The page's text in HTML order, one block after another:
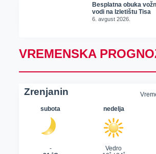
Besplatna obuka
vodi na Izletištu Tisa
6. avgust 2026.
VREMENSKA